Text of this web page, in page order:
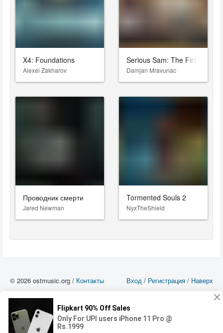
X4: Foundations
Alexei Zakharov
Serious Sam: The First
Damjan Mravunac
Проводник смерти
Jared Newman
Tormented Souls 2
NyxTheShield
Вход / Регистрация / Наверх
© 2026 ostmusic.org / Контакты
можете использовать такие материалы только в том в случае, если
использование производится с ознакомительными целями - для прочих целей
вы должны приобрести лицензионную запись.